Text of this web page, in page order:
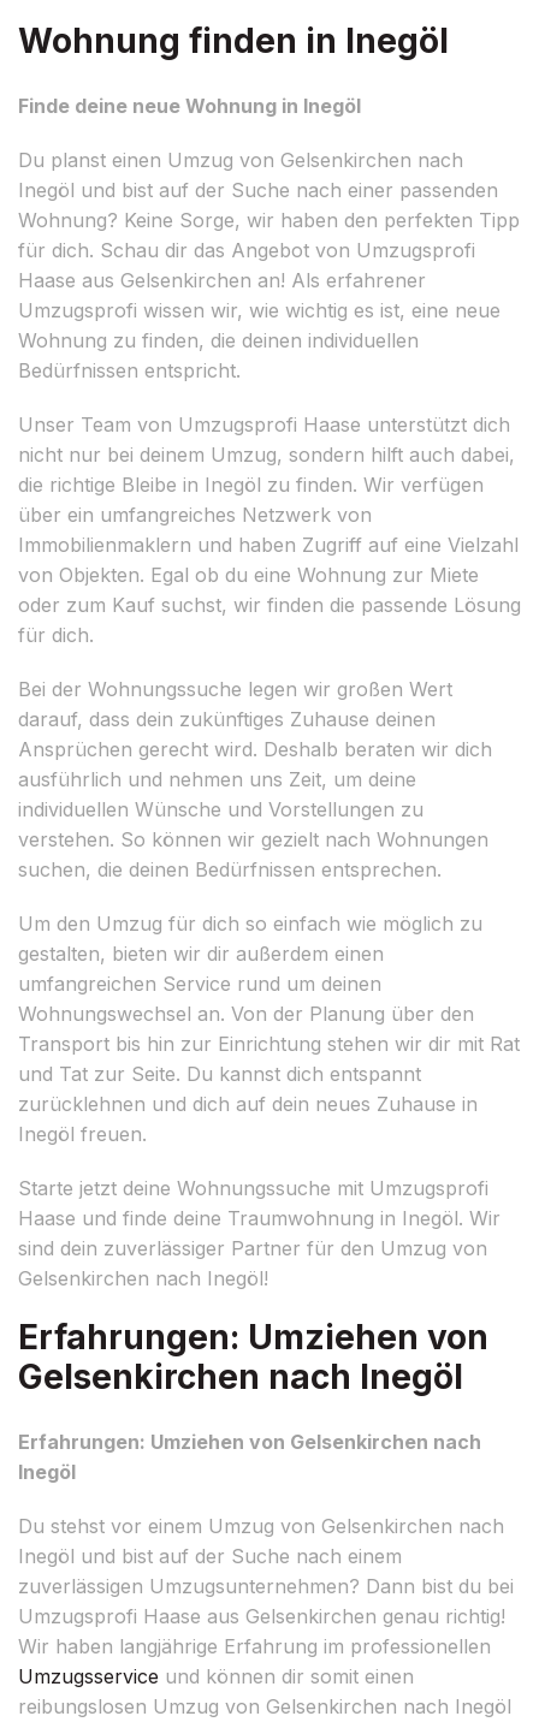
Wohnung finden in Inegöl
Finde deine neue Wohnung in Inegöl
Du planst einen Umzug von Gelsenkirchen nach
Inegöl und bist auf der Suche nach einer passenden
Wohnung? Keine Sorge, wir haben den perfekten Tipp
für dich. Schau dir das Angebot von Umzugsprofi
Haase aus Gelsenkirchen an! Als erfahrener
Umzugsprofi wissen wir, wie wichtig es ist, eine neue
Wohnung zu finden, die deinen individuellen
Bedürfnissen entspricht.
Unser Team von Umzugsprofi Haase unterstützt dich
nicht nur bei deinem Umzug, sondern hilft auch dabei,
die richtige Bleibe in Inegöl zu finden. Wir verfügen
über ein umfangreiches Netzwerk von
Immobilienmaklern und haben Zugriff auf eine Vielzahl
von Objekten. Egal ob du eine Wohnung zur Miete
oder zum Kauf suchst, wir finden die passende Lösung
für dich.
Bei der Wohnungssuche legen wir großen Wert
darauf, dass dein zukünftiges Zuhause deinen
Ansprüchen gerecht wird. Deshalb beraten wir dich
ausführlich und nehmen uns Zeit, um deine
individuellen Wünsche und Vorstellungen zu
verstehen. So können wir gezielt nach Wohnungen
suchen, die deinen Bedürfnissen entsprechen.
Um den Umzug für dich so einfach wie möglich zu
gestalten, bieten wir dir außerdem einen
umfangreichen Service rund um deinen
Wohnungswechsel an. Von der Planung über den
Transport bis hin zur Einrichtung stehen wir dir mit Rat
und Tat zur Seite. Du kannst dich entspannt
zurücklehnen und dich auf dein neues Zuhause in
Inegöl freuen.
Starte jetzt deine Wohnungssuche mit Umzugsprofi
Haase und finde deine Traumwohnung in Inegöl. Wir
sind dein zuverlässiger Partner für den Umzug von
Gelsenkirchen nach Inegöl!
Erfahrungen: Umziehen von
Gelsenkirchen nach Inegöl
Erfahrungen: Umziehen von Gelsenkirchen nach
Inegöl
Du stehst vor einem Umzug von Gelsenkirchen nach
Inegöl und bist auf der Suche nach einem
zuverlässigen Umzugsunternehmen? Dann bist du bei
Umzugsprofi Haase aus Gelsenkirchen genau richtig!
Wir haben langjährige Erfahrung im professionellen
Umzugsservice und können dir somit einen
reibungslosen Umzug von Gelsenkirchen nach Inegöl